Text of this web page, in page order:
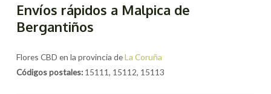
Envíos rápidos a Malpica de
Bergantiños
Flores CBD en la provincia deLa Coruña
Códigos postales: 15111, 15112, 15113